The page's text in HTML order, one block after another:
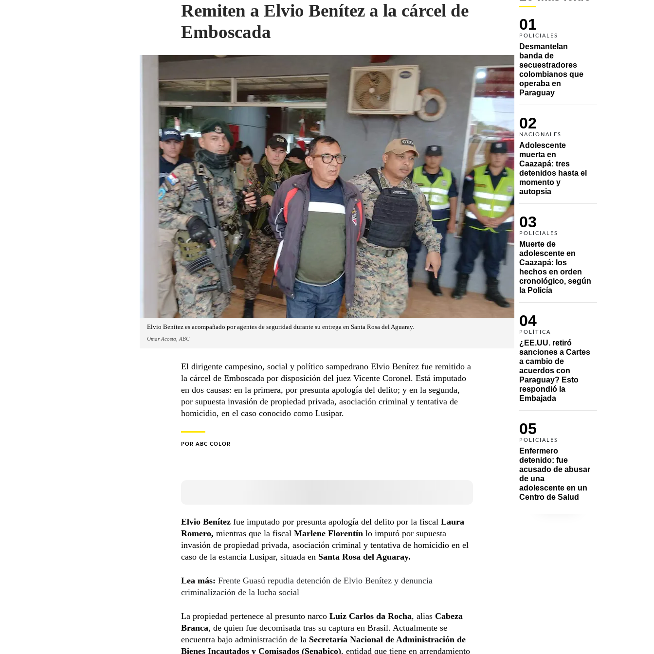
01
POLICIALES
Desmantelan
banda de
secuestradores
colombianos que
operaba en
Paraguay
02
NACIONALES
Adolescente
muerta en
Caazapá: tres
detenidos hasta el
momento y
autopsia
03
POLICIALES
Muerte de
adolescente en
Caazapá: los
hechos en orden
cronológico, según
la Policía
04
POLÍTICA
¿EE.UU. retiró
sanciones a Cartes
a cambio de
acuerdos con
Paraguay? Esto
respondió la
Embajada
05
POLICIALES
Enfermero
detenido: fue
acusado de abusar
de una
adolescente en un
Centro de Salud
Remiten a Elvio Benítez a la cárcel de
Emboscada
Elvio Benítez es acompañado por agentes de seguridad durante su entrega en Santa Rosa del Aguaray.
Omar Acosta, ABC
El dirigente campesino, social y político sampedrano Elvio Benítez fue remitido a
la cárcel de Emboscada por disposición del juez Vicente Coronel. Está imputado
en dos causas: en la primera, por presunta apología del delito; y en la segunda,
por supuesta invasión de propiedad privada, asociación criminal y tentativa de
homicidio, en el caso conocido como Lusipar.
POR ABC COLOR
Elvio Benítez fue imputado por presunta apología del delito por la fiscal Laura
Romero, mientras que la fiscal Marlene Florentín lo imputó por supuesta
invasión de propiedad privada, asociación criminal y tentativa de homicidio en el
caso de la estancia Lusipar, situada en Santa Rosa del Aguaray.
Lea más: Frente Guasú repudia detención de Elvio Benítez y denuncia
criminalización de la lucha social
La propiedad pertenece al presunto narco Luiz Carlos da Rocha, alias Cabeza
Branca, de quien fue decomisada tras su captura en Brasil. Actualmente se
encuentra bajo administración de la Secretaría Nacional de Administración de
Bienes Incautados y Comisados (Senabico), entidad que tiene en arrendamiento